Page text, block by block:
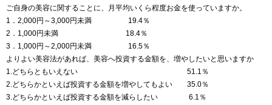
ご自身の美容に関することに、月平均いくら程度お金を使っていますか。
1．2,000円～3,000円未満 19.4％
2．1,000円未満 18.4％
3．1,000円～2,000円未満 16.5％
よりよい美容法があれば、美容へ投資する金額を、増やしたいと思いますか
1.どちらともいえない 51.1％
2.どちらかといえば投資する金額を増やしてもよい 35.0％
3.どちらかといえば投資する金額を減らしたい 6.1％